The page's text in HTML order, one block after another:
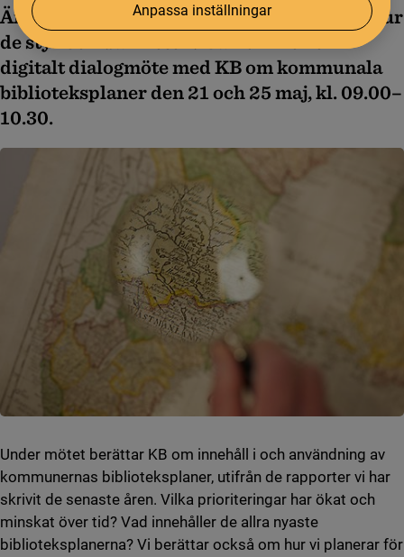
Anpassa inställningar
Är du intresserad av biblioteksplaner och hur
de styr verksamheten? Välkommen till
digitalt dialogmöte med KB om kommunala
biblioteksplaner den 21 och 25 maj, kl. 09.00–
10.30.
Under mötet berättar KB om innehåll i och användning av
kommunernas biblioteksplaner, utifrån de rapporter vi har
skrivit de senaste åren. Vilka prioriteringar har ökat och
minskat över tid? Vad innehåller de allra nyaste
biblioteksplanerna? Vi berättar också om hur vi planerar för